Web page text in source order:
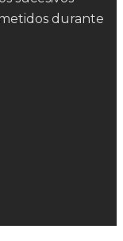
durante